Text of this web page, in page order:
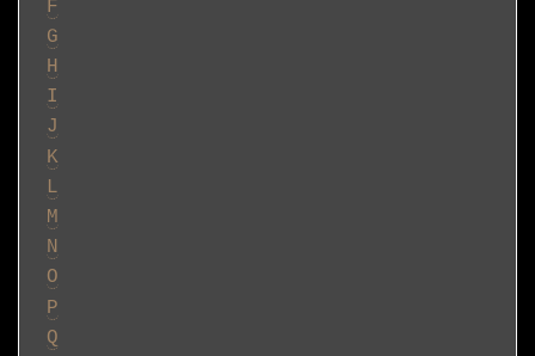
F
G
H
I
J
K
L
M
N
O
P
Q